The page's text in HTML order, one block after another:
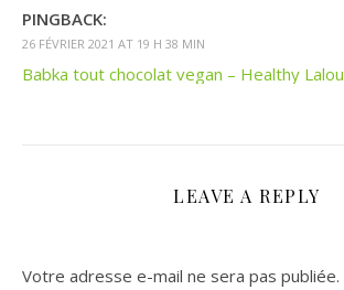
PINGBACK:
26 FÉVRIER 2021 AT 19 H 38 MIN
Babka tout chocolat vegan – Healthy Lalou
LEAVE A REPLY
Votre adresse e-mail ne sera pas publiée.